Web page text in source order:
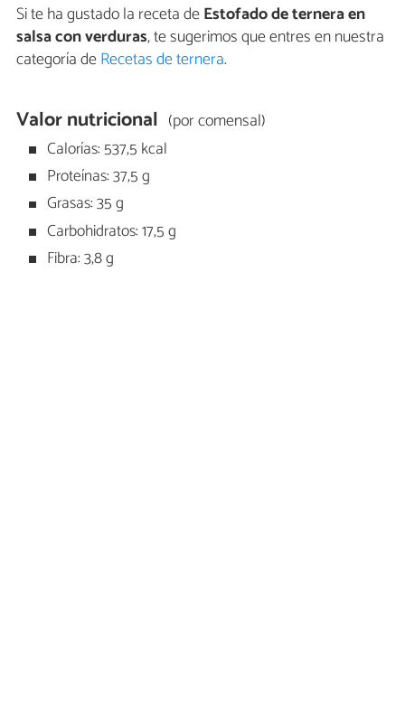
Si te ha gustado la receta deEstofado de ternera en
salsa con verduras, te sugerimos que entres en nuestra
categoría deRecetas de ternera.
Valor nutricional (por comensal)
Calorías: 537,5 kcal
Proteínas: 37,5 g
Grasas: 35 g
Carbohidratos: 17,5 g
Fibra: 3,8 g